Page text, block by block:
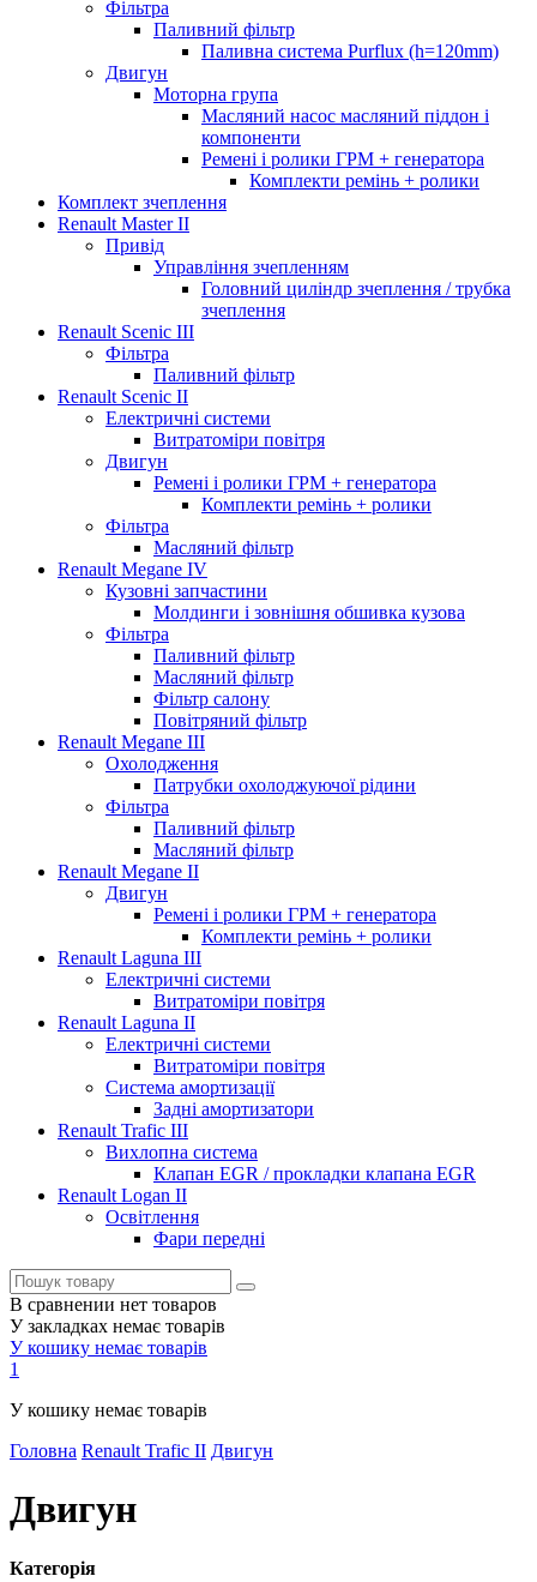
Фільтра
Паливний фільтр
Паливна система Purflux (h=120mm)
Двигун
Моторна група
Масляний насос масляний піддон і
компоненти
Ремені і ролики ГРМ + генератора
Комплекти ремінь + ролики
Комплект зчеплення
Renault Master II
Привід
Управління зчепленням
Головний циліндр зчеплення / трубка
зчеплення
Renault Scenic III
Фільтра
Паливний фільтр
Renault Scenic II
Електричні системи
Витратоміри повітря
Двигун
Ремені і ролики ГРМ + генератора
Комплекти ремінь + ролики
Фільтра
Масляний фільтр
Renault Megane IV
Кузовні запчастини
Молдинги і зовнішня обшивка кузова
Фільтра
Паливний фільтр
Масляний фільтр
Фільтр салону
Повітряний фільтр
Renault Megane III
Охолодження
Патрубки охолоджуючої рідини
Фільтра
Паливний фільтр
Масляний фільтр
Renault Megane II
Двигун
Ремені і ролики ГРМ + генератора
Комплекти ремінь + ролики
Renault Laguna III
Електричні системи
Витратоміри повітря
Renault Laguna II
Електричні системи
Витратоміри повітря
Система амортизації
Задні амортизатори
Renault Trafic III
Вихлопна система
Клапан EGR / прокладки клапана EGR
Renault Logan II
Освітлення
Фари передні
В сравнении нет товаров
У закладках немає товарів
У кошику немає товарів
1
У кошику немає товарів
Головна Renault Trafic II Двигун
Двигун
Категорія